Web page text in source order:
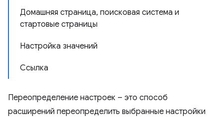
Домашняя страница, поисковая система и
стартовые страницы
Настройка значений
Ссылка
Переопределение настроек – это способ
расширений переопределить выбранные настройки